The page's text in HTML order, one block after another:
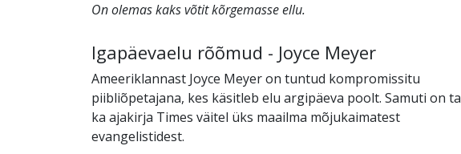
On olemas kaks võtit kõrgemasse ellu.
Igapäevaelu rõõmud - Joyce Meyer
Ameeriklannast Joyce Meyer on tuntud kompromissitu
piibliõpetajana, kes käsitleb elu argipäeva poolt. Samuti on ta
ka ajakirja Times väitel üks maailma mõjukaimatest
evangelistidest.